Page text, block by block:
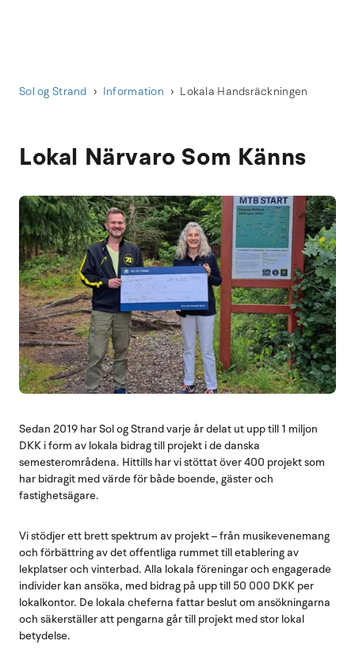
Sol og Strand Information Lokala Handsräckningen
Lokal Närvaro Som Känns
Sedan 2019 har Sol og Strand varje år delat ut upp till 1 miljon
DKK i form av lokala bidrag till projekt i de danska
semesterområdena. Hittills har vi stöttat över 400 projekt som
har bidragit med värde för både boende, gäster och
fastighetsägare.
Vi stödjer ett brett spektrum av projekt – från musikevenemang
och förbättring av det offentliga rummet till etablering av
lekplatser och vinterbad. Alla lokala föreningar och engagerade
individer kan ansöka, med bidrag på upp till 50 000 DKK per
lokalkontor. De lokala cheferna fattar beslut om ansökningarna
och säkerställer att pengarna går till projekt med stor lokal
betydelse.